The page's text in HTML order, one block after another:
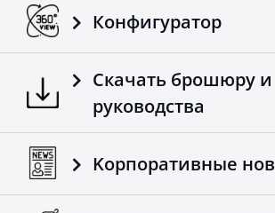
Конфигуратор
Скачать брошюру и
руководства
Kорпоративные